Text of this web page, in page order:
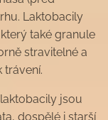
Laktobacily
také granule
stravitelné a
trávení.
jsou
dospělé i starší